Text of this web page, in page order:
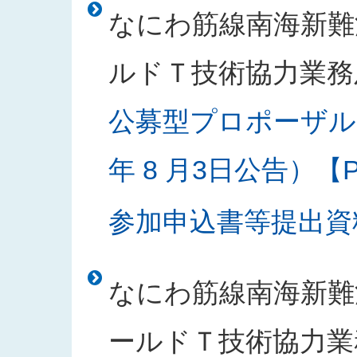
なにわ筋線南海新
ルドＴ技術協力業
公募型プロポーザ
年 8 月3日公告）【
参加申込書等提出
なにわ筋線南海新
ールドＴ技術協力